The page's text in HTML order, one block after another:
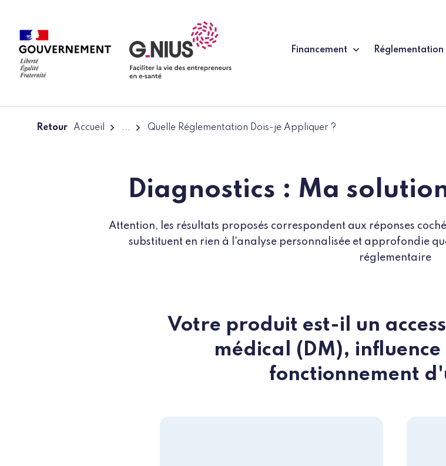
Financement Réglementation
Retour Accueil ... Quelle Réglementation Dois-je Appliquer ?
Diagnostics : Ma
Attention, les résultats proposés correspondent aux réponses
substituent en rien à l'analyse personnalisée et approfondie
réglementaire
Votre produit est-il un
médical (DM),
fonctionnement